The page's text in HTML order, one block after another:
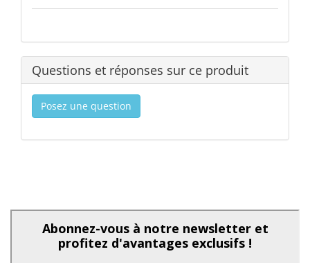
Questions et réponses sur ce produit
Posez une question